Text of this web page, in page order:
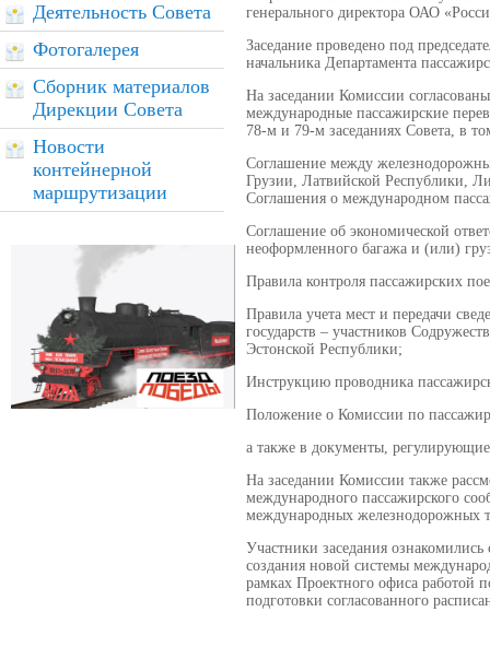
Деятельность Совета
Фотогалерея
Сборник материалов
Дирекции Совета
Новости
контейнерной
маршрутизации
генерального директора ОАО
Заседание проведено под
начальника Департамента
На заседании Комиссии
международные пассажирские
78-м и 79-м заседаниях Совета, в
Соглашение между
Грузии, Латвийской Республики,
Соглашения о международном
Соглашение об экономической
неоформленного багажа и (или)
Правила контроля пассажирских
Правила учета мест и передачи
государств – участников
Эстонской Республики;
Инструкцию проводника
Положение о Комиссии по
а также в документы,
На заседании Комиссии также
международного пассажирского
международных железнодорожных
Участники заседания
создания новой системы
рамках Проектного офиса работой
подготовки согласованного